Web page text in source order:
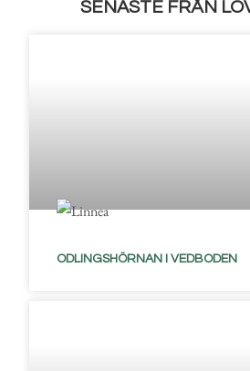
SENASTE FRÅN
ODLINGSHÖRNAN I VEDBODEN